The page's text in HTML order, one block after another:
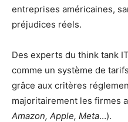
entreprises américaines,
préjudices réels.
Des experts du think tank
comme un système de
grâce aux critères
majoritairement les firmes
Amazon, Apple, Meta…).